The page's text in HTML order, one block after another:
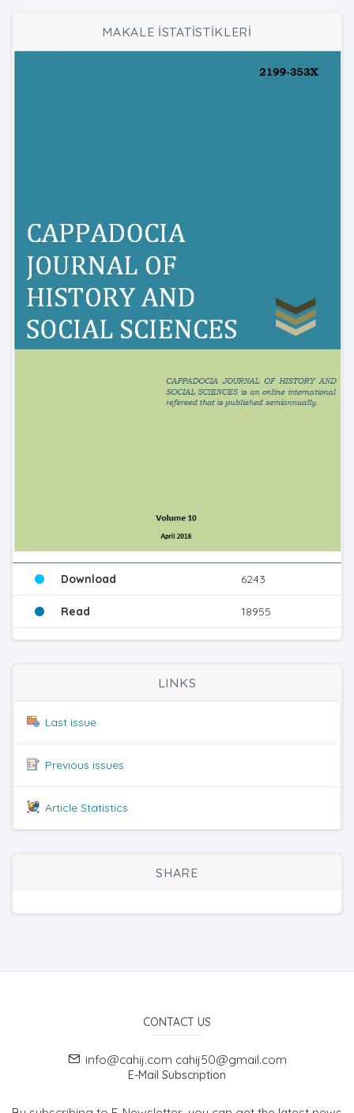
MAKALE İSTATİSTİKLERİ
Download 6243
Read 18955
LINKS
Last issue
Previous issues
Article Statistics
SHARE
CONTACT US
info@cahij.com cahij50@gmail.com
E-Mail Subscription